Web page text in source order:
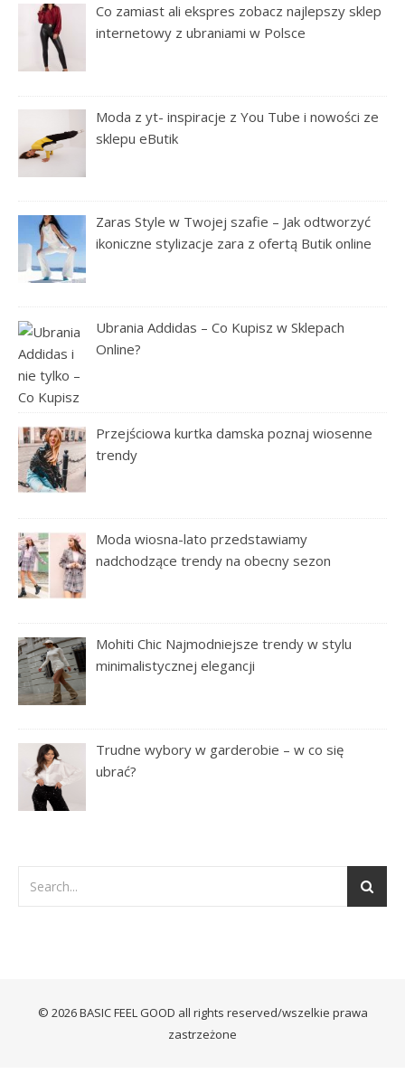
Co zamiast ali ekspres zobacz najlepszy sklep
internetowy z ubraniami w Polsce
Moda z yt- inspiracje z You Tube i nowości ze
sklepu eButik
Zaras Style w Twojej szafie – Jak odtworzyć
ikoniczne stylizacje zara z ofertą Butik online
Ubrania Addidas – Co Kupisz w Sklepach
Online?
Przejściowa kurtka damska poznaj wiosenne
trendy
Moda wiosna-lato przedstawiamy
nadchodzące trendy na obecny sezon
Mohiti Chic Najmodniejsze trendy w stylu
minimalistycznej elegancji
Trudne wybory w garderobie – w co się
ubrać?
© 2026 BASIC FEEL GOOD all rights reserved/wszelkie prawa
zastrzeżone